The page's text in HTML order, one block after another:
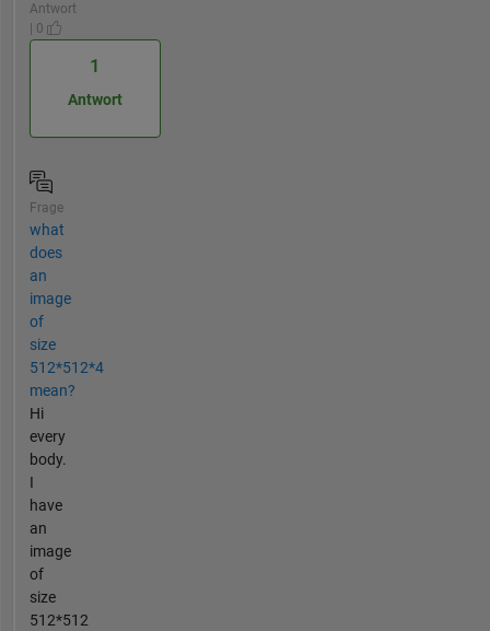
Antwort
| 0
1
Antwort
Frage
what
does
an
image
of
size
512*512*4
mean?
Hi
every
body.
I
have
an
image
of
size
512*512